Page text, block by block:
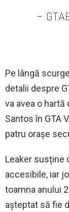
–
Pe lângă
detalii despre
va avea o hartă
Santos în GTA
patru orașe
Leaker susține
accesibile, iar
toamna anului
așteptat să fie